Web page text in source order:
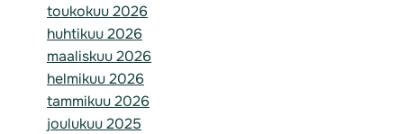
toukokuu 2026
huhtikuu 2026
maaliskuu 2026
helmikuu 2026
tammikuu 2026
joulukuu 2025